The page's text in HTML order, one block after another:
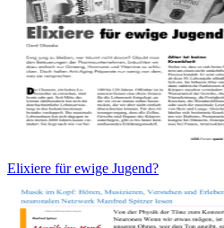
Elixiere für ewige Jugend?